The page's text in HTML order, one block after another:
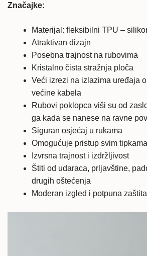
Značajke:
Materijal: fleksibilni TPU –
Atraktivan dizajn
Posebna trajnost na rubovima
Kristalno čista stražnja ploča
Veći izrezi na izlazima uređaja
većine kabela
Rubovi poklopca viši su od
ga kada se nanese na ravne
Siguran osjećaj u rukama
Omogućuje pristup svim
Izvrsna trajnost i izdržljivost
Štiti od udaraca, prljavštine,
drugih oštećenja
Moderan izgled i potpuna